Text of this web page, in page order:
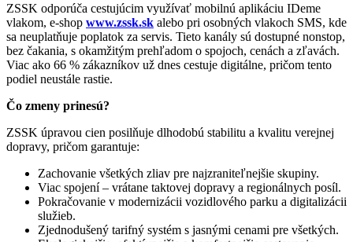
ZSSK odporúča cestujúcim využívať mobilnú aplikáciu IDeme
vlakom, e-shop www.zssk.sk alebo pri osobných vlakoch SMS, kde
sa neuplatňuje poplatok za servis. Tieto kanály sú dostupné nonstop,
bez čakania, s okamžitým prehľadom o spojoch, cenách a zľavách.
Viac ako 66 % zákazníkov už dnes cestuje digitálne, pričom tento
podiel neustále rastie.
Čo zmeny prinesú?
ZSSK úpravou cien posilňuje dlhodobú stabilitu a kvalitu verejnej
dopravy, pričom garantuje:
Zachovanie všetkých zliav pre najzraniteľnejšie skupiny.
Viac spojení – vrátane taktovej dopravy a regionálnych posíl.
Pokračovanie v modernizácii vozidlového parku a digitalizácii
služieb.
Zjednodušený tarifný systém s jasnými cenami pre všetkých.